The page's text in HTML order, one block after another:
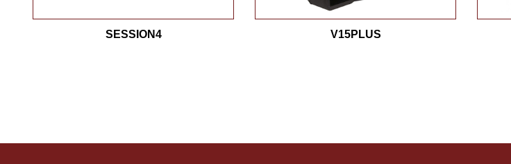
SESSION4 V15PLUS